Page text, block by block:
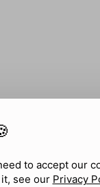
to accept our
see our Privacy